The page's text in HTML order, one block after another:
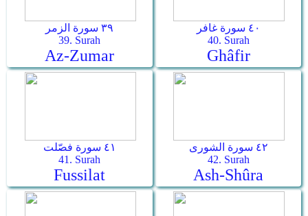
٣٩ سورة الزمر
39. Surah
Az-Zumar
٤٠ سورة غافر
40. Surah
Ghâfir
٤١ سورة فصّلت
41. Surah
Fussilat
٤٢ سورة الشورى
42. Surah
Ash-Shûra